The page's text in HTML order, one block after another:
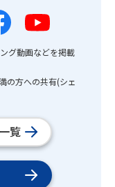
グ動画などを掲載
の方への共有(シェ
覧